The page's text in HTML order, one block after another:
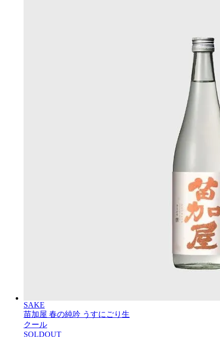
SAKE
苗加屋 春の純吟 うすにごり生
クール
SOLDOUT